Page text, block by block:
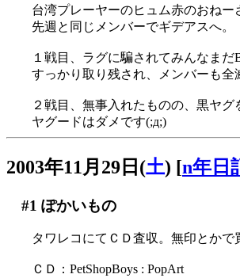
台湾プレーヤーのヒュム赤のおねー
先週と同じメンバーでギデアスへ。
１戦目、ラグに騙されてみんなま
すっかり取り残され、メンバーも全
２戦目、無事入れたものの、黒ヤ
ヤグードはダメです(;д;)
2003年11月29日(土) [n年日
#1 ぽかいもの
タワレコにてＣＤ査収。無印とかで
ＣＤ：PetShopBoys : PopArt